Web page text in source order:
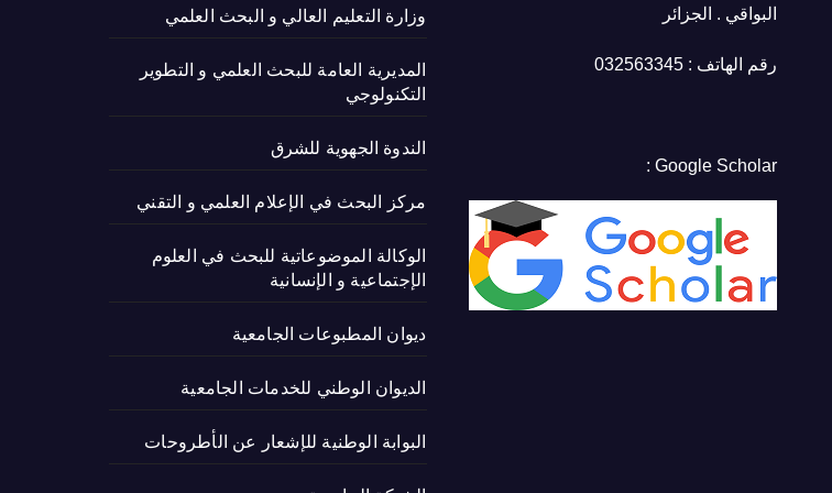
البواقي . الجزائر
رقم الهاتف : 032563345
Google Scholar :
وزارة التعليم العالي و البحث العلمي
المديرية العامة للبحث العلمي و التطوير
التكنولوجي
الندوة الجهوية للشرق
مركز البحث في الإعلام العلمي و التقني
الوكالة الموضوعاتية للبحث في العلوم
الإجتماعية و الإنسانية
ديوان المطبوعات الجامعية
الديوان الوطني للخدمات الجامعية
البوابة الوطنية للإشعار عن الأطروحات